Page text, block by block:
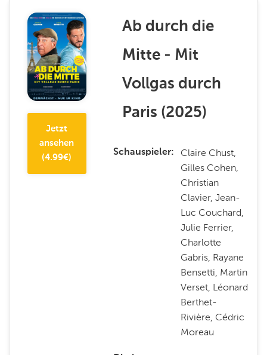
Jetzt
ansehen
(4.99€)
Ab durch die
Mitte - Mit
Vollgas durch
Paris (2025)
Schauspieler
Claire Chust,
Gilles Cohen,
Christian
Clavier, Jean-
Luc Couchard,
Julie Ferrier,
Charlotte
Gabris, Rayane
Bensetti, Martin
Verset, Léonard
Berthet-
Rivière, Cédric
Moreau